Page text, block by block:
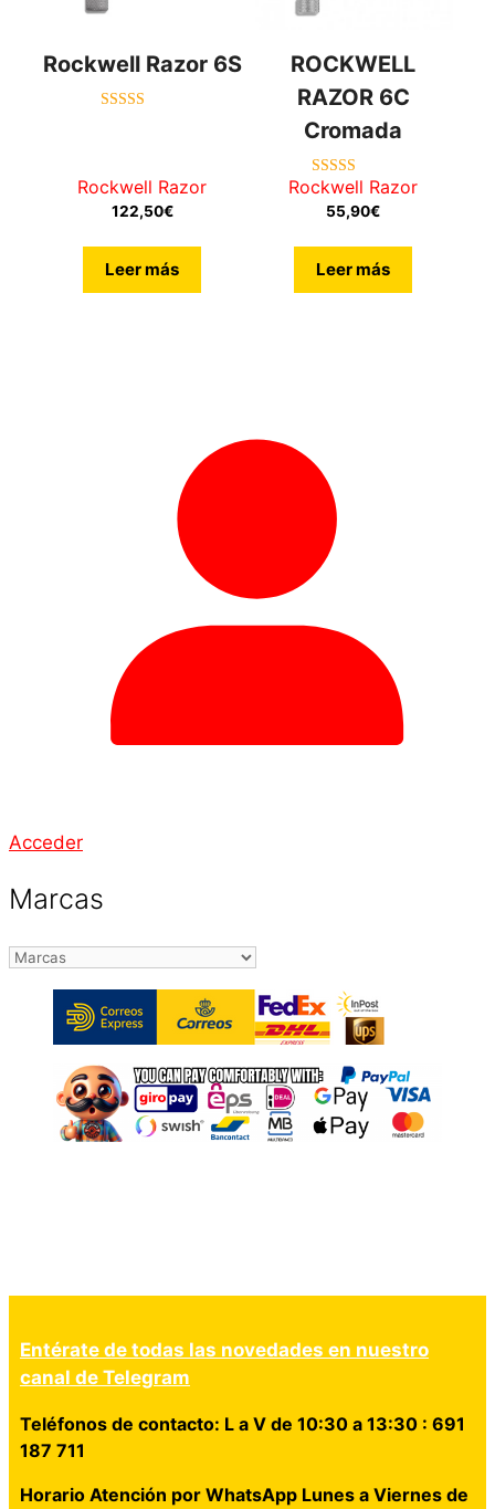
Rockwell Razor 6S
Rockwell Razor
122,50€
Leer más
ROCKWELL
RAZOR 6C
Cromada
4.71
de 5
Rockwell Razor
55,90€
Leer más
Acceder
Marcas
Entérate de todas las novedades en nuestro
canal de Telegram
Teléfonos de contacto: L a V de 10:30 a 13:30 : 691
187 711
Horario Atención por WhatsApp Lunes a Viernes de